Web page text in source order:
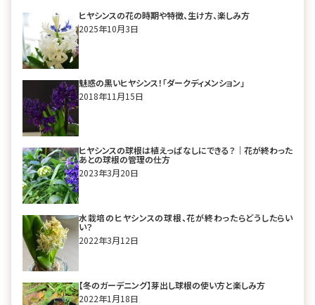
ヒヤシンスの花の時期や特徴、生け方、楽しみ方
2025年10月3日
魅惑の黒いヒヤシンス！「ダークディメンション」
2018年11月15日
ヒヤシンスの球根は植えっぱなしにできる？｜花が終わった
あとの球根の管理の仕方
2023年3月20日
水栽培のヒヤシンスの球根、花が終わったらどうしたらい
い？
2022年3月12日
【冬のガーデニング】芽出し球根の使い方と楽しみ方
2022年1月18日